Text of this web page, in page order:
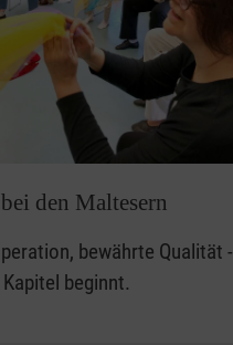
den Maltesern
bewährte Qualität -
beginnt.